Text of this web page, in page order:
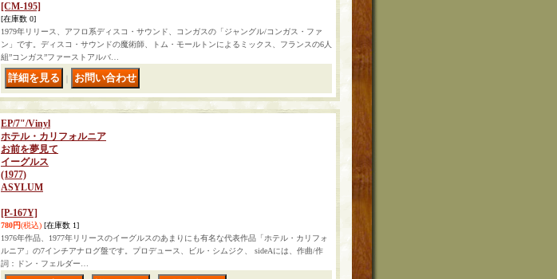
[CM-195]
[在庫数 0]
1979年リリース、アフロ系ディスコ・サウンド、コンガスの「ジャングル/コンガス・ファ
ン」です。ディスコ・サウンドの魔術師、トム・モールトンによるミックス、フランスの6人
組”コンガス”ファーストアルバ…
EP/7"/Vinyl
ホテル・カリフォルニア
お前を夢見て
イーグルス
(1977)
ASYLUM
[P-167Y]
780円(税込) [在庫数 1]
1976年作品、1977年リリースのイーグルスのあまりにも有名な代表作品「ホテル・カリフォ
ルニア」の7インチアナログ盤です。プロデュース、ビル・シムジク、 sideAには、作曲/作
詞：ドン・フェルダー…